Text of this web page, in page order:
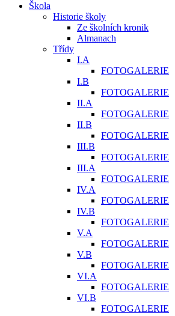
Škola
Historie školy
Ze školních kronik
Almanach
Třídy
I.A
FOTOGALERIE
I.B
FOTOGALERIE
II.A
FOTOGALERIE
II.B
FOTOGALERIE
III.B
FOTOGALERIE
III.A
FOTOGALERIE
IV.A
FOTOGALERIE
IV.B
FOTOGALERIE
V.A
FOTOGALERIE
V.B
FOTOGALERIE
VI.A
FOTOGALERIE
VI.B
FOTOGALERIE